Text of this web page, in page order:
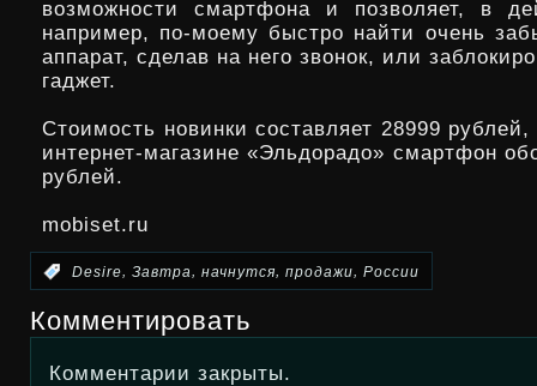
возможности смартфона и позволяет, в
например, по-моему быстро найти очень
аппарат, сделав на него звонок, или
гаджет.
Стоимость новинки составляет 28999 рублей,
интернет-магазине «Эльдорадо» смартфон
рублей.
mobiset.ru
Desire, Завтра, начнутся, продажи, России
Комментировать
Комментарии закрыты.